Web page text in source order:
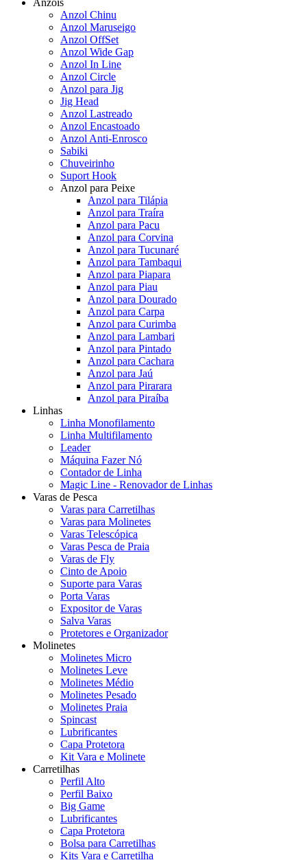
Anzóis
Anzol Chinu
Anzol Maruseigo
Anzol OffSet
Anzol Wide Gap
Anzol In Line
Anzol Circle
Anzol para Jig
Jig Head
Anzol Lastreado
Anzol Encastoado
Anzol Anti-Enrosco
Sabiki
Chuveirinho
Suport Hook
Anzol para Peixe
Anzol para Tilápia
Anzol para Traíra
Anzol para Pacu
Anzol para Corvina
Anzol para Tucunaré
Anzol para Tambaqui
Anzol para Piapara
Anzol para Piau
Anzol para Dourado
Anzol para Carpa
Anzol para Curimba
Anzol para Lambari
Anzol para Pintado
Anzol para Cachara
Anzol para Jaú
Anzol para Pirarara
Anzol para Piraíba
Linhas
Linha Monofilamento
Linha Multifilamento
Leader
Máquina Fazer Nó
Contador de Linha
Magic Line - Renovador de Linhas
Varas de Pesca
Varas para Carretilhas
Varas para Molinetes
Varas Telescópica
Varas Pesca de Praia
Varas de Fly
Cinto de Apoio
Suporte para Varas
Porta Varas
Expositor de Varas
Salva Varas
Protetores e Organizador
Molinetes
Molinetes Micro
Molinetes Leve
Molinetes Médio
Molinetes Pesado
Molinetes Praia
Spincast
Lubrificantes
Capa Protetora
Kit Vara e Molinete
Carretilhas
Perfil Alto
Perfil Baixo
Big Game
Lubrificantes
Capa Protetora
Bolsa para Carretilhas
Kits Vara e Carretilha